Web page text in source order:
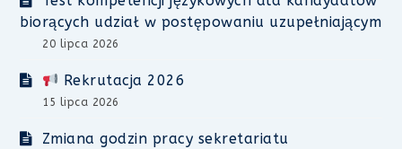
biorących udział w postępowaniu uzupełniającym
20 lipca 2026
Rekrutacja 2026
15 lipca 2026
Zmiana godzin pracy sekretariatu